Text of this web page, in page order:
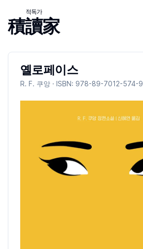
積讀家
적독가
옐로페이스
R. F. 쿠앙 · ISBN: 978-89-7012-574-9